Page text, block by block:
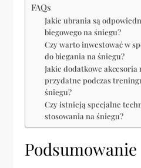
FAQs
Jakie ubrania są
biegowego na śniegu?
Czy warto inwestować w
do biegania na śniegu?
Jakie dodatkowe akcesoria
przydatne podczas
śniegu?
Czy istnieją specjalne
stosowania na śniegu?
Podsumowanie